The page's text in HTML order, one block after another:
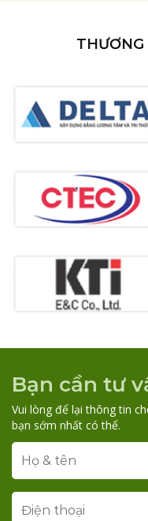
Bạn cần tư
Vui lòng để lại thông tin
bạn sớm nhất có thể.